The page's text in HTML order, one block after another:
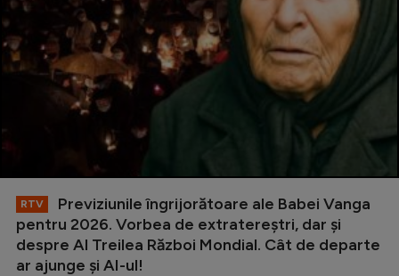
RTV
Previziunile îngrijorătoare ale Babei Vanga
pentru 2026. Vorbea de extratereștri, dar și
despre Al Treilea Război Mondial. Cât de departe
ar ajunge și AI-ul!